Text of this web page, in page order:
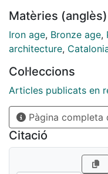
d'habitacions de
mitgeres, amb poca
agenc¡:aments al seu
superen, per nonna
unifonnitat
compartimentació de
trobem davant una
que podria
organització socio-
Matèries (anglès)
Iron age, Bronze age,
architecture,
Col·leccions
Articles publicats en
Pàgina completa
Citació